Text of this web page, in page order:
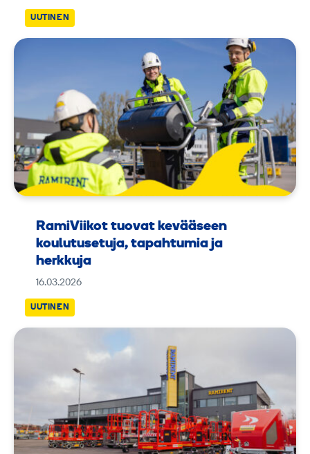
RamiViikot tuovat kevääseen
koulutusetuja, tapahtumia ja
herkkuja
16.03.2026
UUTINEN
UUTINEN